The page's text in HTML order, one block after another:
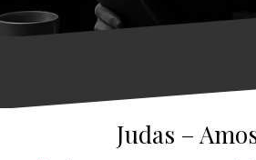
Judas –